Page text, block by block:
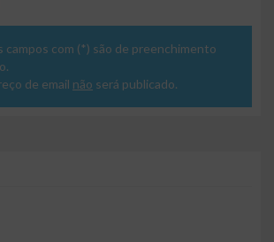
campos com (*) são de preenchimento
de email não será publicado.